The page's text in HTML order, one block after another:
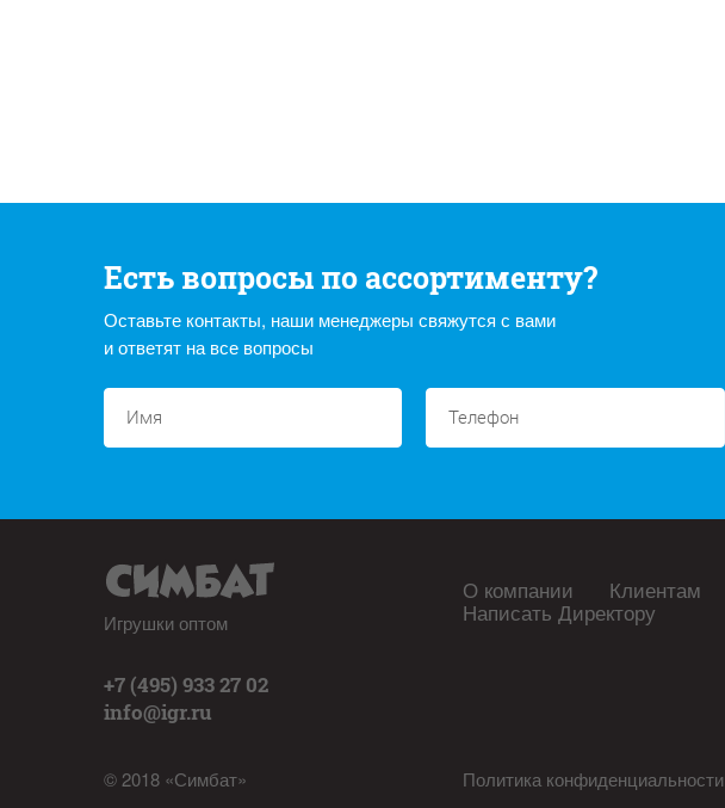
Есть вопросы по ассортименту?
Оставьте контакты, наши менеджеры свяжутся с вами
и ответят на все вопросы
Игрушки оптом
+7 (495) 933 27 02
info@igr.ru
© 2018 «Симбат»
О компании Клиентам
Написать Директору
Политика конфиденциальности